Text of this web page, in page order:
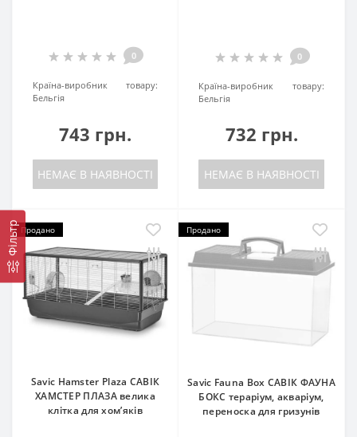
Фільтр
0
Країна-виробник товару:
Бельгія
743 грн.
НЕМАЄ В НАЯВНОСТІ
0
Країна-виробник товару:
Бельгія
732 грн.
НЕМАЄ В НАЯВНОСТІ
Продано
Savic Hamster Plaza САВІК
ХАМСТЕР ПЛАЗА велика
клітка для хом’яків
Продано
Savic Fauna Box САВІК ФАУНА
БОКС тераріум, акваріум,
переноска для гризунів